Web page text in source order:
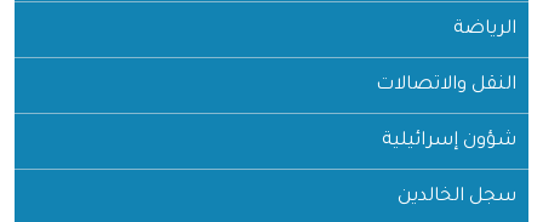
الرياضة
النقل والاتصالات
شؤون إسرائيلية
سجل الخالدين